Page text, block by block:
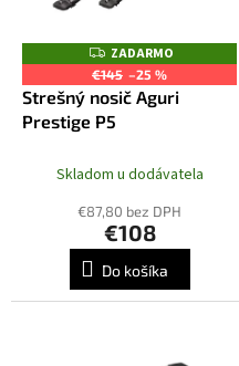
Z
A
D
A
R
M
ZADARMO
€145 –25 %
Strešný nosič Aguri
Prestige P5
Skladom u dodávatela
€87,80 bez DPH
€108
Do košíka